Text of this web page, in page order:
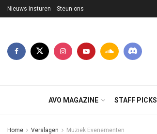
Nieuws insturen Steun ons
AVO MAGAZINE STAFF PICKS
Home Verslagen Muziek Evenementen